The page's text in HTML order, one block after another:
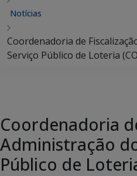
Notícias
Coordenadoria de
Serviço Público de Loteria
Coordenadoria
Administração
Público de